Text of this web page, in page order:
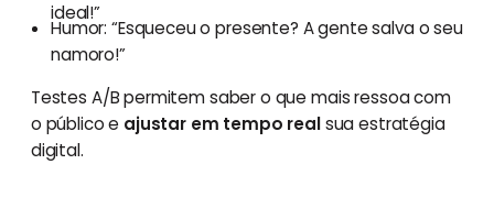
ideal!”
Humor: “Esqueceu o presente? A gente salva o seu
namoro!”
Testes A/B permitem saber o que mais ressoa com
o público e ajustar em tempo realsua estratégia
digital.